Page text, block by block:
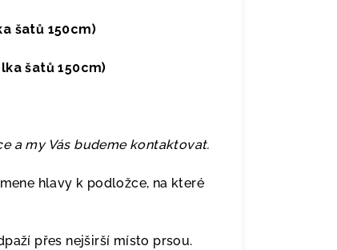
šatů 150cm)
šatů 150cm)
a my Vás budeme kontaktovat.
hlavy k podložce, na které
přes nejširší místo prsou.